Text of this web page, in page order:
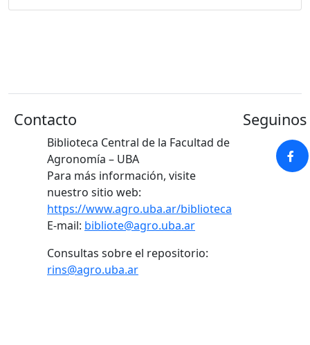
Contacto
Biblioteca Central de la Facultad de
Agronomía – UBA
Para más información, visite
nuestro sitio web:
https://www.agro.uba.ar/biblioteca
E-mail: bibliote@agro.uba.ar
Consultas sobre el repositorio:
rins@agro.uba.ar